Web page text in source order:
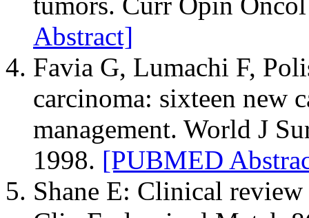
Abstract]
Favia G, Lumachi F,
carcinoma: sixteen new
management. World J
1998. [PUBMED
Shane E: Clinical